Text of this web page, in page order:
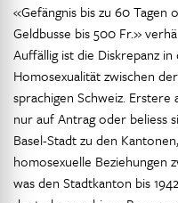
«Gefängnis bis zu 60 Tagen
Geldbusse bis 500 Fr.»
Auffällig ist die Diskrepanz
Homosexualität zwischen
sprachigen Schweiz.
nur auf Antrag oder beliess
Basel-Stadt zu den
homosexuelle Beziehungen
was den Stadtkanton bis